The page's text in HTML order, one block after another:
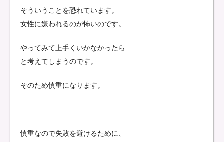
そういうことを恐れています。
女性に嫌われるのが怖いのです。
やってみて上手くいかなかったら…
と考えてしまうのです。
そのため慎重になります。
慎重なので失敗を避けるために、